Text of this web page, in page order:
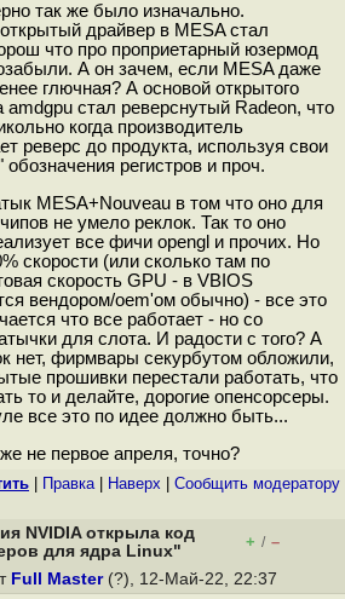
так же было изначально.
драйвер в MESA стал
что про проприетарный юзермод
А он зачем, если MESA даже
глючная? А основой открытого
amdgpu стал реверснутый Radeon, что
когда производитель
реверс до продукта, используя свои
обозначения регистров и проч.
MESA+Nouveau в том что оно для
не умело реклок. Так то оно
все фичи opengl и прочих. Но
скорости (или сколько там по
скорость GPU - в VBIOS
вендором/oem'ом обычно) - все это
что все работает - но со
для слота. И радости с того? А
нет, фирмвары секурбутом обложили,
прошивки перестали работать, что
то и делайте, дорогие опенсорсеры.
все это по идее должно быть...
не первое апреля, точно?
Правка| Наверх Cообщить модератору
NVIDIA открыла код
для ядра Linux"
+ / –
Full Master(?), 12-Май-22, 22:37